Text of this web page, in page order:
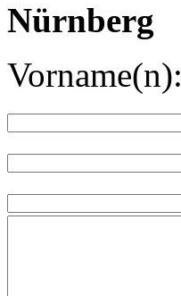
Nürnberg
Vorname(n):